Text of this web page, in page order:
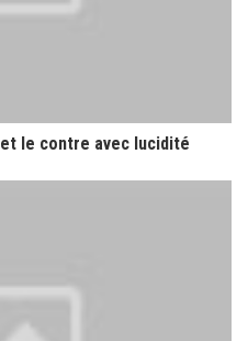
le contre avec lucidité